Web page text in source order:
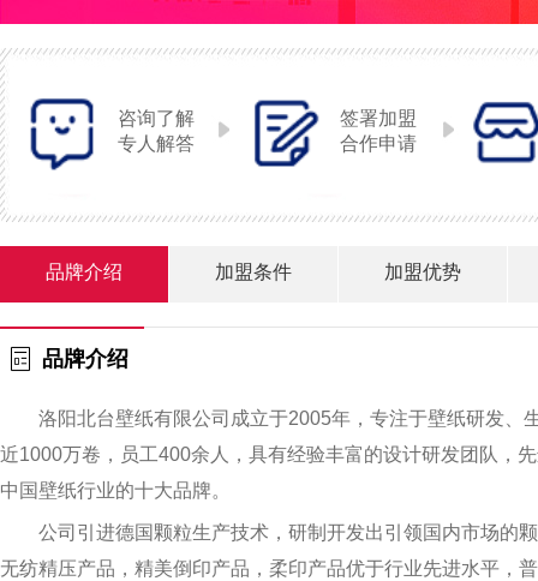
咨询了解
专人解答
签署加盟
合作申请
品牌介绍 加盟条件 加盟优势
品牌介绍
洛阳北台壁纸有限公司成立于2005年，专注于壁纸研发
近1000万卷，员工400余人，具有经验丰富的设计研发团队，
中国壁纸行业的十大品牌。
公司引进德国颗粒生产技术，研制开发出引领国内市场的
无纺精压产品，精美倒印产品，柔印产品优于行业先进水平，